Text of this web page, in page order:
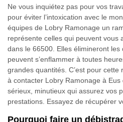
Ne vous inquiétez pas pour vos
pour éviter l’intoxication avec le
équipes de Lobry Ramonage un
représente celles qui peuvent vous
dans le 66500. Elles élimineront
peuvent s’enflammer à toutes
grandes quantités. C’est pour
à contacter Lobry Ramonage à Eus
sérieux, minutieux qui assurez vos
prestations. Essayez de récupérer
Pourquoi faire un